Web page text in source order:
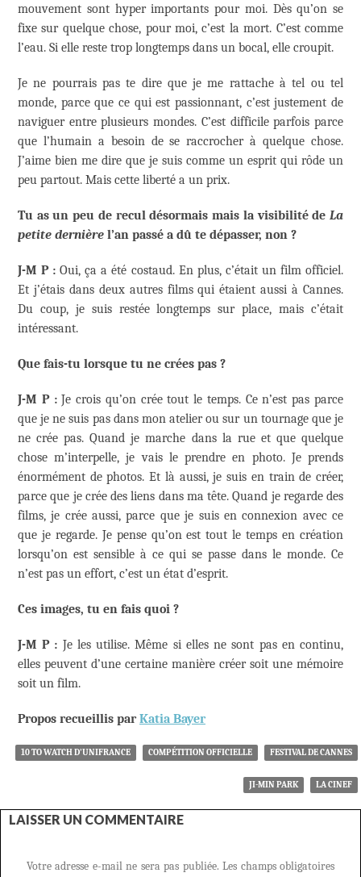
mouvement sont hyper importants pour moi. Dès qu’on se
fixe sur quelque chose, pour moi, c’est la mort. C’est comme
l’eau. Si elle reste trop longtemps dans un bocal, elle croupit.
Je ne pourrais pas te dire que je me rattache à tel ou tel
monde, parce que ce qui est passionnant, c’est justement de
naviguer entre plusieurs mondes. C’est difficile parfois parce
que l’humain a besoin de se raccrocher à quelque chose.
J’aime bien me dire que je suis comme un esprit qui rôde un
peu partout. Mais cette liberté a un prix.
Tu as un peu de recul désormais mais la visibilité de La
petite dernière l’an passé a dû te dépasser, non ?
J-M P :Oui, ça a été costaud. En plus, c’était un film officiel.
Et j’étais dans deux autres films qui étaient aussi à Cannes.
Du coup, je suis restée longtemps sur place, mais c’était
intéressant.
Que fais-tu lorsque tu ne crées pas ?
J-M P :Je crois qu’on crée tout le temps. Ce n’est pas parce
que je ne suis pas dans mon atelier ou sur un tournage que je
ne crée pas. Quand je marche dans la rue et que quelque
chose m’interpelle, je vais le prendre en photo. Je prends
énormément de photos. Et là aussi, je suis en train de créer,
parce que je crée des liens dans ma tête. Quand je regarde des
films, je crée aussi, parce que je suis en connexion avec ce
que je regarde. Je pense qu’on est tout le temps en création
lorsqu’on est sensible à ce qui se passe dans le monde. Ce
n’est pas un effort, c’est un état d’esprit.
Ces images, tu en fais quoi ?
J-M P : Je les utilise. Même si elles ne sont pas en continu,
elles peuvent d’une certaine manière créer soit une mémoire
soit un film.
Propos recueillis parKatia Bayer
10 TO WATCH D’UNIFRANCE COMPÉTITION OFFICIELLE FESTIVAL DE CANNES
JI-MIN PARK LA CINEF
LAISSER UN COMMENTAIRE
Votre adresse e-mail ne sera pas publiée. Les champs obligatoires